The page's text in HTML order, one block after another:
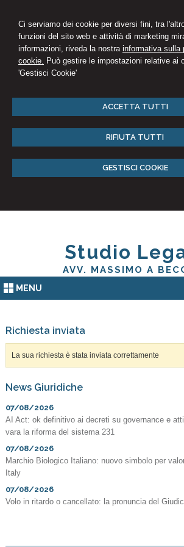
Ci serviamo dei cookie per diversi fini, tra
funzioni del sito web e attività di marketing
informazioni, riveda la nostra informativa sulla
cookie. Può gestire le impostazioni relative ai
'Gestisci Cookie'
ACCETTA TUTTI
RIFIUTA TUTTI
GESTISCI COOKIE
Studio
AVV. MASSIMO A
MENU
Richiesta inviata
La sua richiesta è stata inviata correttamente
News Giuridiche
07/08/2026
AI Act: ok definitivo ai decreti su governance e
vara la riforma del sistema 231
07/08/2026
Marchio Biologico Italiano: nuovo simbolo per
Italy
07/08/2026
Volo in ritardo o cancellato: la pronuncia del